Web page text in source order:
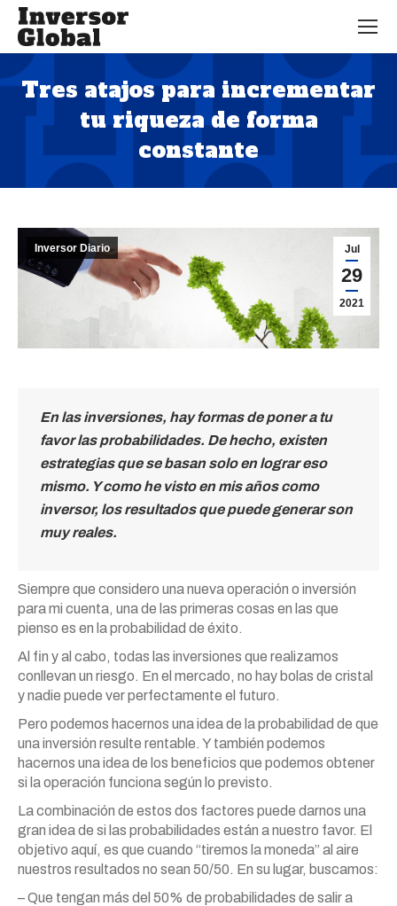
Tres atajos para incrementar
tu riqueza de forma
constante
Estás aquí:
Jul
29
2021
Inversor Diario
En las inversiones, hay formas de poner a tu
favor las probabilidades. De hecho, existen
estrategias que se basan solo en lograr eso
mismo. Y como he visto en mis años como
inversor, los resultados que puede generar son
muy reales.
Siempre que considero una nueva operación o inversión
para mi cuenta, una de las primeras cosas en las que
pienso es en la probabilidad de éxito.
Al fin y al cabo, todas las inversiones que realizamos
conllevan un riesgo. En el mercado, no hay bolas de cristal
y nadie puede ver perfectamente el futuro.
Pero podemos hacernos una idea de la probabilidad de que
una inversión resulte rentable. Y también podemos
hacernos una idea de los beneficios que podemos obtener
si la operación funciona según lo previsto.
La combinación de estos dos factores puede darnos una
gran idea de si las probabilidades están a nuestro favor. El
objetivo aquí, es que cuando “tiremos la moneda” al aire
nuestros resultados no sean 50/50. En su lugar, buscamos:
– Que tengan más del 50% de probabilidades de salir a